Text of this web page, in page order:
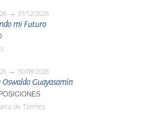
31/12/2026
mi Futuro
30/08/2026
Oswaldo Guayasamín
de Tormes